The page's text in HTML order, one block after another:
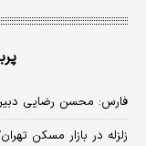
فارس: محسن رضایی
زلزله در بازار مسکن تهران/ قیمت‌ها ۲ برابر